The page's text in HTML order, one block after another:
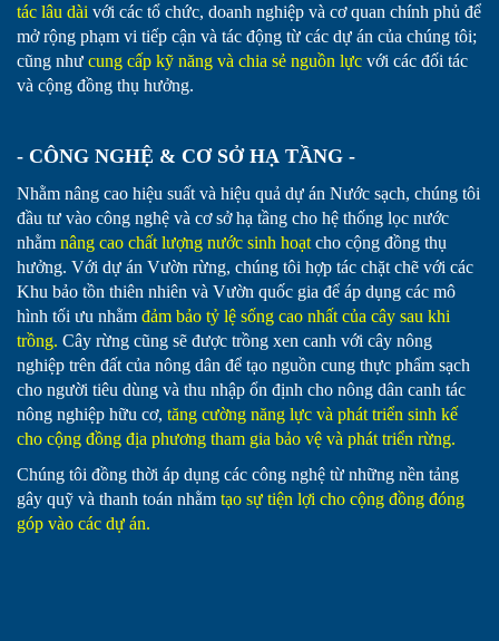
tác lâu dài với các tổ chức, doanh nghiệp và cơ quan chính phủ để
mở rộng phạm vi tiếp cận và tác động từ các dự án của chúng tôi;
cũng như cung cấp kỹ năng và chia sẻ nguồn lực với các đối tác
và cộng đồng thụ hưởng.
- CÔNG NGHỆ & CƠ SỞ HẠ TẦNG -
Nhằm nâng cao hiệu suất và hiệu quả dự án Nước sạch, chúng tôi
đầu tư vào công nghệ và cơ sở hạ tầng cho hệ thống lọc nước
nhằm nâng cao chất lượng nước sinh hoạt cho cộng đồng thụ
hưởng. Với dự án Vườn rừng, chúng tôi hợp tác chặt chẽ với các
Khu bảo tồn thiên nhiên và Vườn quốc gia để áp dụng các mô
hình tối ưu nhằm đảm bảo tỷ lệ sống cao nhất của cây sau khi
trồng. Cây rừng cũng sẽ được trồng xen canh với cây nông
nghiệp trên đất của nông dân để tạo nguồn cung thực phẩm sạch
cho người tiêu dùng và thu nhập ổn định cho nông dân canh tác
nông nghiệp hữu cơ, tăng cường năng lực và phát triển sinh kế
cho cộng đồng địa phương tham gia bảo vệ và phát triển rừng.
Chúng tôi đồng thời áp dụng các công nghệ từ những nền tảng
gây quỹ và thanh toán nhằm tạo sự tiện lợi cho cộng đồng đóng
góp vào các dự án.